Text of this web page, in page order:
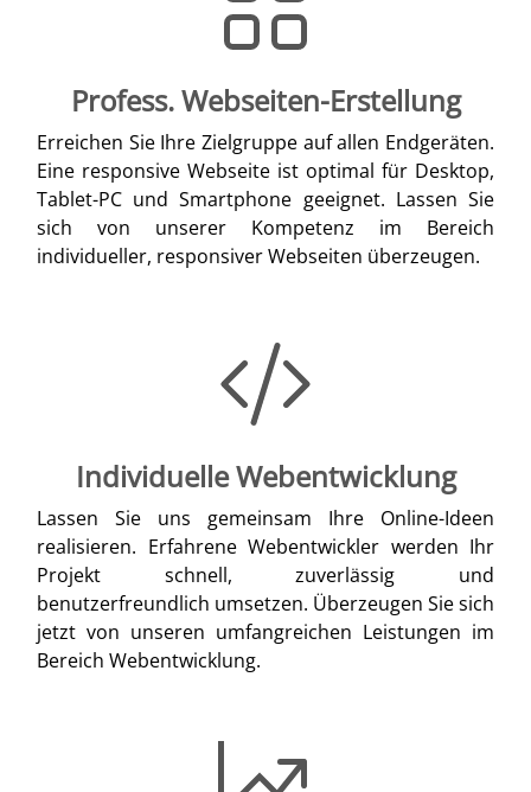
Profess. Webseiten-Erstellung
Erreichen Sie Ihre Zielgruppe auf allen Endgeräten.
Eine responsive Webseite ist optimal für Desktop,
Tablet-PC und Smartphone geeignet. Lassen Sie
sich von unserer Kompetenz im Bereich
individueller, responsiver Webseiten überzeugen.
Individuelle Webentwicklung
Lassen Sie uns gemeinsam Ihre Online-Ideen
realisieren. Erfahrene Webentwickler werden Ihr
Projekt schnell, zuverlässig und
benutzerfreundlich umsetzen. Überzeugen Sie sich
jetzt von unseren umfangreichen Leistungen im
Bereich Webentwicklung.